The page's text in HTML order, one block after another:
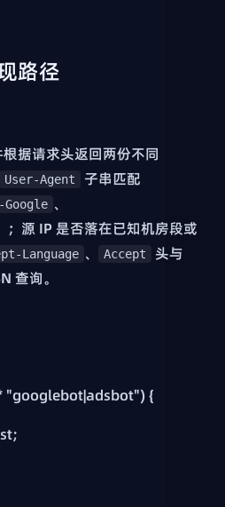
路径
据请求头返回两份不同
User-Agent
子串匹配
Google 、
；源 IP 是否落在已知机房段或
Language 、 Accept
头与
查询。
"googlebot|adsbot") {